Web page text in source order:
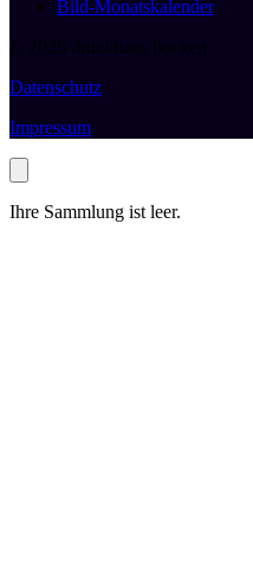
Bild-Monatskalender
© 2026 druckhaus boeken
Datenschutz
Impressum
Ihre Sammlung ist leer.